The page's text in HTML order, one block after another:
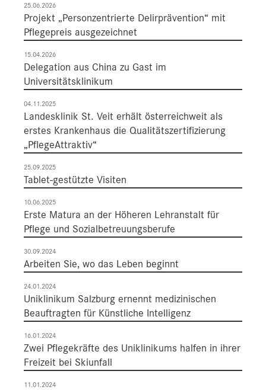
25.06.2026
Projekt „Personzentrierte Delirprävention“ mit
Pflegepreis ausgezeichnet
15.04.2026
Delegation aus China zu Gast im
Universitätsklinikum
04.11.2025
Landesklinik St. Veit erhält österreichweit als
erstes Krankenhaus die Qualitätszertifizierung
„PflegeAttraktiv“
25.09.2025
Tablet-gestützte Visiten
10.06.2025
Erste Matura an der Höheren Lehranstalt für
Pflege und Sozialbetreuungsberufe
30.09.2024
Arbeiten Sie, wo das Leben beginnt
24.01.2024
Uniklinikum Salzburg ernennt medizinischen
Beauftragten für Künstliche Intelligenz
16.01.2024
Zwei Pflegekräfte des Uniklinikums halfen in ihrer
Freizeit bei Skiunfall
11.01.2024